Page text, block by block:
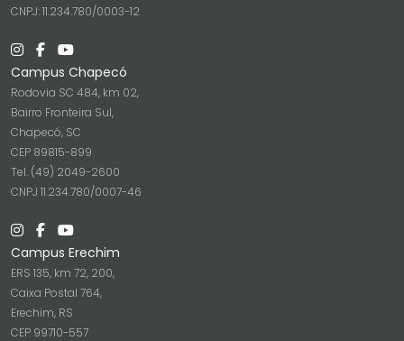
CNPJ: 11.234.780/0003-12
Campus Chapecó
Rodovia SC 484, km 02,
Bairro Fronteira Sul,
Chapecó, SC
CEP 89815-899
Tel. (49) 2049-2600
CNPJ 11.234.780/0007-46
Campus Erechim
ERS 135, km 72, 200,
Caixa Postal 764,
Erechim, RS
CEP 99710-557